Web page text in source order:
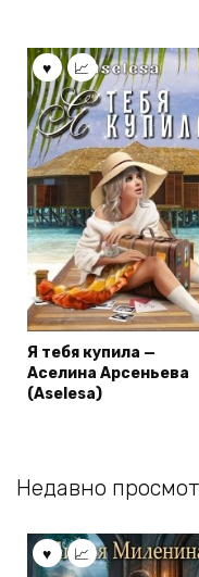
Я тебя купила —
Аселина Арсеньева
(Aselesa)
Недавно